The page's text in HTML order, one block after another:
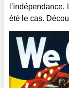
été le cas.